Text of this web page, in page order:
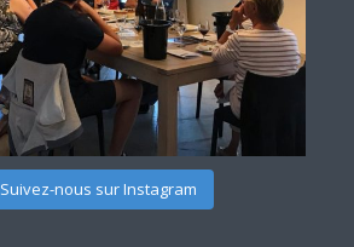
Suivez-nous sur Instagram